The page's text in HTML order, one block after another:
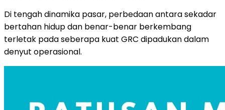
Di tengah dinamika pasar, perbedaan antara sekadar
bertahan hidup dan benar-benar berkembang
terletak pada seberapa kuat GRC dipadukan dalam
denyut operasional.